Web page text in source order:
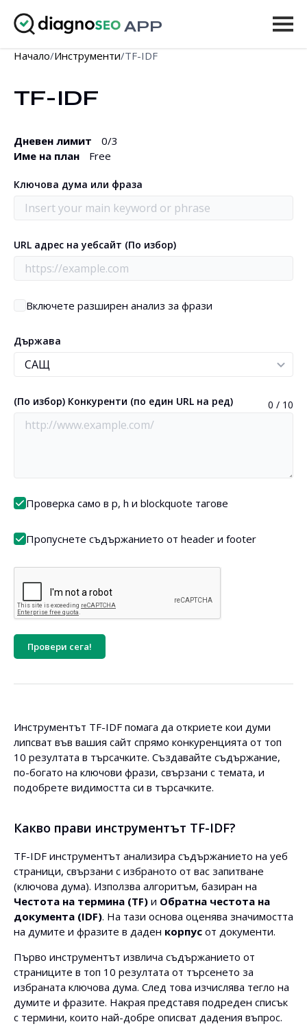
APP
Инструменти
Цени
Вход
НАДСТРОЙВАНЕ
Начало/Инструменти/TF-IDF
TF-IDF
Дневен лимит 0/3
Име на план
Free
Ключова дума или фраза
URL адрес на уебсайт (По избор)
Включете разширен анализ за фрази
Държава
(По избор) Конкуренти (по един URL на ред) 0 / 10
Проверка само в p, h и blockquote тагове
Пропуснете съдържанието от header и footer
Провери сега!
Инструментът TF-IDF помага да откриете кои думи
липсват във вашия сайт спрямо конкуренцията от топ
10 резултата в търсачките. Създавайте съдържание,
по-богато на ключови фрази, свързани с темата, и
подобрете видимостта си в търсачките.
Какво прави инструментът TF-IDF?
TF-IDF инструментът анализира съдържанието на уеб
страници, свързани с избраното от вас запитване
(ключова дума). Използва алгоритъм, базиран на
Честота на термина (TF) и Обратна честота на
документа (IDF). На тази основа оценява значимостта
на думите и фразите в даден корпус от документи.
Първо инструментът извлича съдържанието от
страниците в топ 10 резултата от търсенето за
избраната ключова дума. След това изчислява тегло на
думите и фразите. Накрая представя подреден списък
с термини, които най-добре описват дадения въпрос.